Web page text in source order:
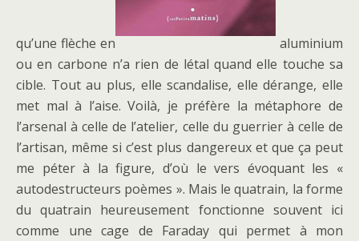
qu’une flèche en
aluminium
ou en carbone n’a rien de létal quand elle touche sa
cible. Tout au plus, elle scandalise, elle dérange, elle
met mal à l’aise. Voilà, je préfère la métaphore de
l’arsenal à celle de l’atelier, celle du guerrier à celle de
l’artisan, même si c’est plus dangereux et que ça peut
me péter à la figure, d’où le vers évoquant les «
autodestructeurs poèmes ». Mais le quatrain, la forme
du quatrain heureusement fonctionne souvent ici
comme une cage de Faraday qui permet à mon